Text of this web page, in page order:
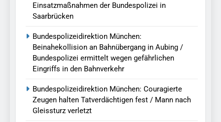
Einsatzmaßnahmen der Bundespolizei in
Saarbrücken
Bundespolizeidirektion München:
Beinahekollision an Bahnübergang in Aubing /
Bundespolizei ermittelt wegen gefährlichen
Eingriffs in den Bahnverkehr
Bundespolizeidirektion München: Couragierte
Zeugen halten Tatverdächtigen fest / Mann nach
Gleissturz verletzt